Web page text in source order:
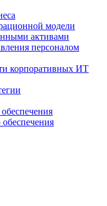
модели
активами
персоналом
корпоративных ИТ